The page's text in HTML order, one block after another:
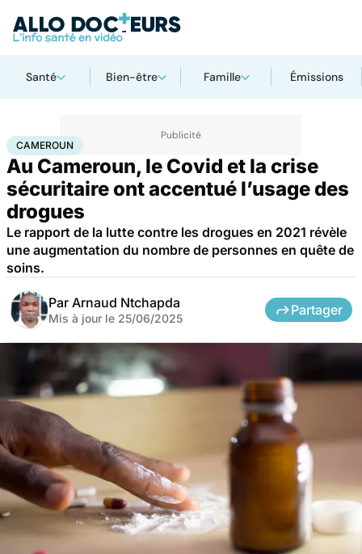
Santé Bien-être Famille Émissions
AccueilSanté Maladies Drogues et addictions
CAMEROUN
Au Cameroun, le Covid et la crise
sécuritaire ont accentué l’usage des
drogues
Le rapport de la lutte contre les drogues en 2021 révèle
une augmentation du nombre de personnes en quête de
soins.
Par Arnaud Ntchapda
Mis à jour le 25/06/2025
Partager